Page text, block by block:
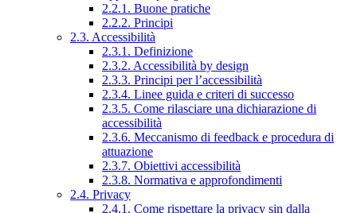
2.2.1. Buone pratiche
2.2.2. Principi
2.3. Accessibilità
2.3.1. Definizione
2.3.2. Accessibilità by design
2.3.3. Principi per l’accessibilità
2.3.4. Linee guida e criteri di successo
2.3.5. Come rilasciare una dichiarazione di
accessibilità
2.3.6. Meccanismo di feedback e procedura di
attuazione
2.3.7. Obiettivi accessibilità
2.3.8. Normativa e approfondimenti
2.4. Privacy
2.4.1. Come rispettare la privacy sin dalla